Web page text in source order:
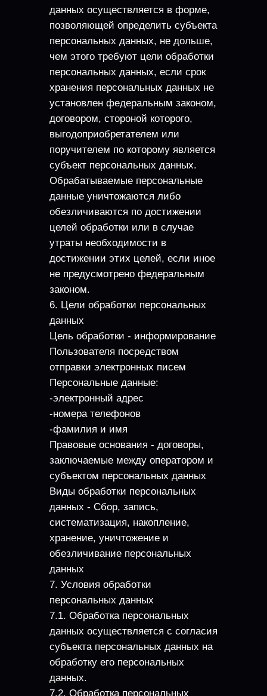
данных осуществляется в форме,
позволяющей определить субъекта
персональных данных, не дольше,
чем этого требуют цели обработки
персональных данных, если срок
хранения персональных данных не
установлен федеральным законом,
договором, стороной которого,
выгодоприобретателем или
поручителем по которому является
субъект персональных данных.
Обрабатываемые персональные
данные уничтожаются либо
обезличиваются по достижении
целей обработки или в случае
утраты необходимости в
достижении этих целей, если иное
не предусмотрено федеральным
законом.
6. Цели обработки персональных
данных
Цель обработки - информирование
Пользователя посредством
отправки электронных писем
Персональные данные:
-электронный адрес
-номера телефонов
-фамилия и имя
Правовые основания - договоры,
заключаемые между оператором и
субъектом персональных данных
Виды обработки персональных
данных - Сбор, запись,
систематизация, накопление,
хранение, уничтожение и
обезличивание персональных
данных
7. Условия обработки
персональных данных
7.1. Обработка персональных
данных осуществляется с согласия
субъекта персональных данных на
обработку его персональных
данных.
7.2. Обработка персональных